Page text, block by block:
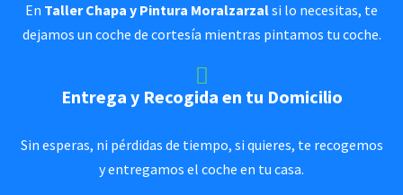
En Taller Chapa y Pintura Moralzarzalsi lo necesitas, te
dejamos un coche de cortesía mientras pintamos tu coche.
Entrega y Recogida en tu Domicilio
Sin esperas, ni pérdidas de tiempo, si quieres, te recogemos
y entregamos el coche en tu casa.